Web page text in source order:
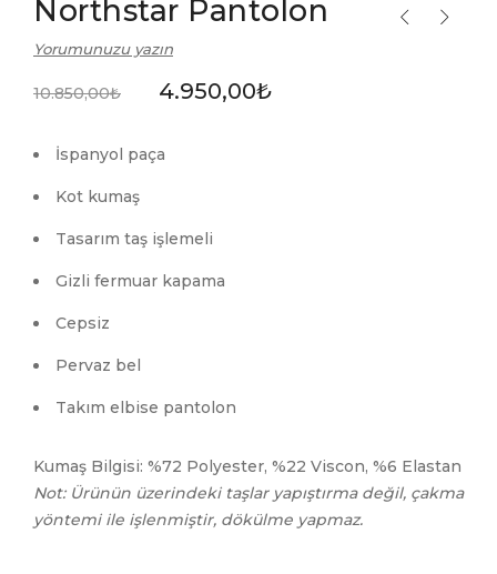
Northstar Pantolon
Yorumunuzu yazın
10.850,00₺ 4.950,00₺
İspanyol paça
Kot kumaş
Tasarım taş işlemeli
Gizli fermuar kapama
Cepsiz
Pervaz bel
Takım elbise pantolon
Kumaş Bilgisi: %72 Polyester, %22 Viscon, %6 Elastan
Not: Ürünün üzerindeki taşlar yapıştırma değil, çakma
yöntemi ile işlenmiştir, dökülme yapmaz.